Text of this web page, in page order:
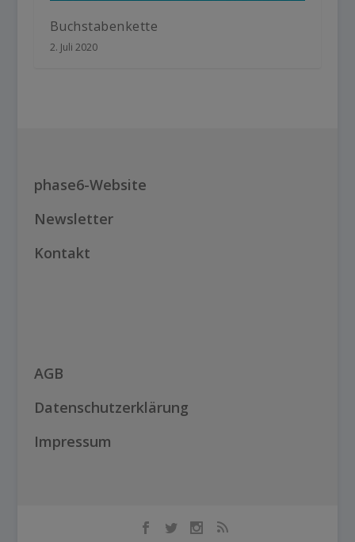
Buchstabenkette
2. Juli 2020
phase6-Website
Newsletter
Kontakt
AGB
Datenschutzerklärung
Impressum